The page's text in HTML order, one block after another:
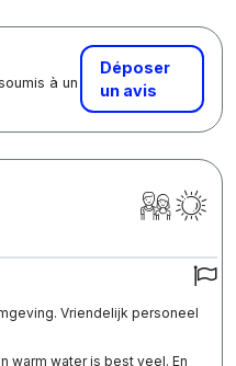
à un
Déposer
un avis
Vriendelijk personeel
warm water is best veel. En